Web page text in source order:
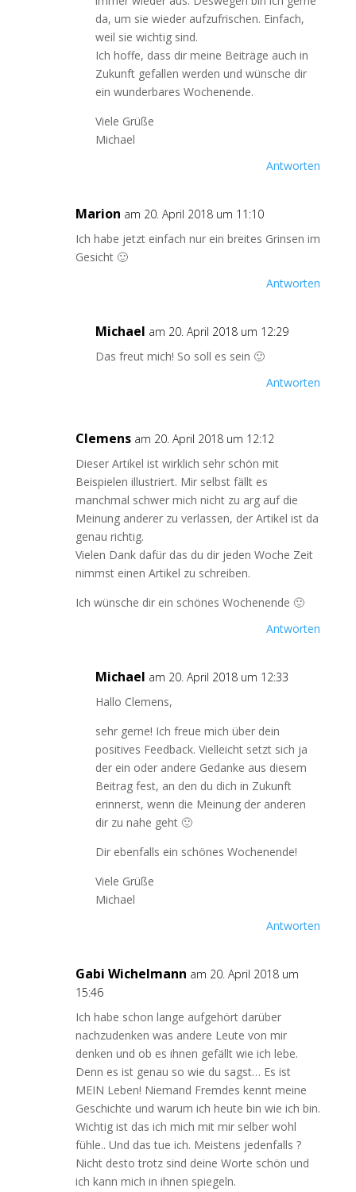
da, um sie wieder aufzufrischen. Einfach,
weil sie wichtig sind.
Ich hoffe, dass dir meine Beiträge auch in
Zukunft gefallen werden und wünsche dir
ein wunderbares Wochenende.
Viele Grüße
Michael
Antworten
Marion am 20. April 2018 um 11:10
Ich habe jetzt einfach nur ein breites Grinsen im
Gesicht 🙂
Antworten
Michael am 20. April 2018 um 12:29
Das freut mich! So soll es sein 🙂
Antworten
Clemens am 20. April 2018 um 12:12
Dieser Artikel ist wirklich sehr schön mit
Beispielen illustriert. Mir selbst fällt es
manchmal schwer mich nicht zu arg auf die
Meinung anderer zu verlassen, der Artikel ist da
genau richtig.
Vielen Dank dafür das du dir jeden Woche Zeit
nimmst einen Artikel zu schreiben.
Ich wünsche dir ein schönes Wochenende 🙂
Antworten
Michael am 20. April 2018 um 12:33
Hallo Clemens,
sehr gerne! Ich freue mich über dein
positives Feedback. Vielleicht setzt sich ja
der ein oder andere Gedanke aus diesem
Beitrag fest, an den du dich in Zukunft
erinnerst, wenn die Meinung der anderen
dir zu nahe geht 🙂
Dir ebenfalls ein schönes Wochenende!
Viele Grüße
Michael
Antworten
Gabi Wichelmann am 20. April 2018 um
15:46
Ich habe schon lange aufgehört darüber
nachzudenken was andere Leute von mir
denken und ob es ihnen gefällt wie ich lebe.
Denn es ist genau so wie du sagst… Es ist
MEIN Leben! Niemand Fremdes kennt meine
Geschichte und warum ich heute bin wie ich bin.
Wichtig ist das ich mich mit mir selber wohl
fühle.. Und das tue ich. Meistens jedenfalls ?
Nicht desto trotz sind deine Worte schön und
ich kann mich in ihnen spiegeln.